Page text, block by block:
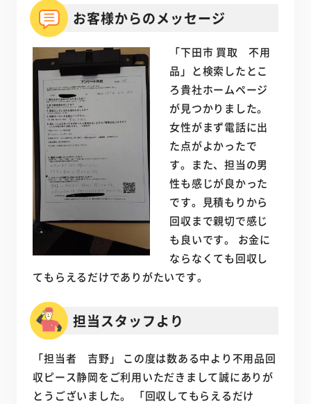
お客様からのメッセージ
「下田市 買取 不用
品」と検索したとこ
ろ貴社ホームページ
が見つかりました。
女性がまず電話に出
た点がよかったで
す。また、担当の男
性も感じが良かった
です。見積もりから
回収まで親切で感じ
も良いです。 お金に
ならなくても回収し
てもらえるだけでありがたいです。
担当スタッフより
「担当者 吉野」 この度は数ある中より不用品回
収ピース静岡をご利用いただきまして誠にありが
とうございました。 「回収してもらえるだけ